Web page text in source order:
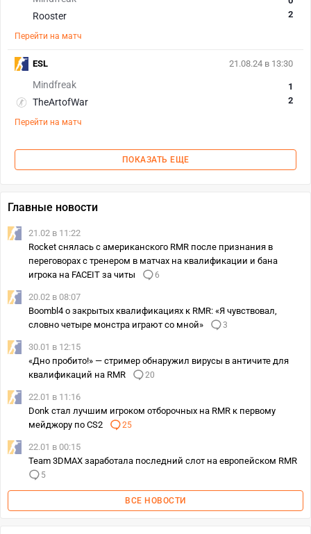
Rooster
2
Перейти на матч
21.08.24 в 13:30
Mindfreak
TheArtofWar
1
2
Перейти на матч
ESL
ПОКАЗАТЬ ЕЩЕ
Главные новости
21.02 в 11:22
Rocket снялась с американского RMR после признания в
переговорах с тренером в матчах на квалификации и бана
игрока на FACEIT за читы
6
20.02 в 08:07
Boombl4 о закрытых квалификациях к RMR: «Я чувствовал,
словно четыре монстра играют со мной»
3
30.01 в 12:15
«Дно пробито!» — стример обнаружил вирусы в античите для
квалификаций на RMR
20
22.01 в 11:16
Donk стал лучшим игроком отборочных на RMR к первому
мейджору по CS2
25
22.01 в 00:15
Team 3DMAX заработала последний слот на европейском RMR
5
ВСЕ НОВОСТИ